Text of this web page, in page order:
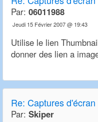
Par: 06011988
Jeudi 15 Février 2007 @ 19:43
Utilise le lien
donner des lien a
Re: Captures d'écran
Par: Skiper